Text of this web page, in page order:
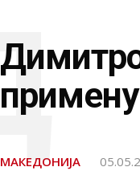
Д
МАКЕДОНИЈА